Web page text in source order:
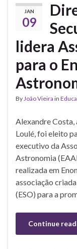
JAN
09
lidera
para o
ByJoão Vieira in
Alexandre Costa,
Loulé, foi eleito
executivo da
Astronomia
realizada em
associação
(ESO) para a
Continue